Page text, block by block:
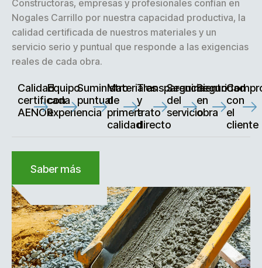
Constructoras, empresas y profesionales confían en
Nogales Carrillo por nuestra capacidad productiva, la
calidad certificada de nuestros materiales y un
servicio serio y puntual que responde a las exigencias
reales de cada obra.
Calidad
certificada
AENOR
Equipo
con
experiencia
Suministro
puntual
Materiales
de
primera
calidad
Transparencia
y
trato
directo
Seguimiento
del
servicio
Seguridad
en
obra
con
el
cliente
Saber más